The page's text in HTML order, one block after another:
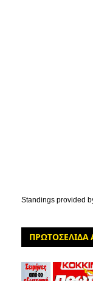
Standings provided